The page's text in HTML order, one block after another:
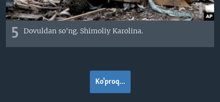
5 Dovuldan so'ng. Shimoliy Karolina.
Ko'proq...